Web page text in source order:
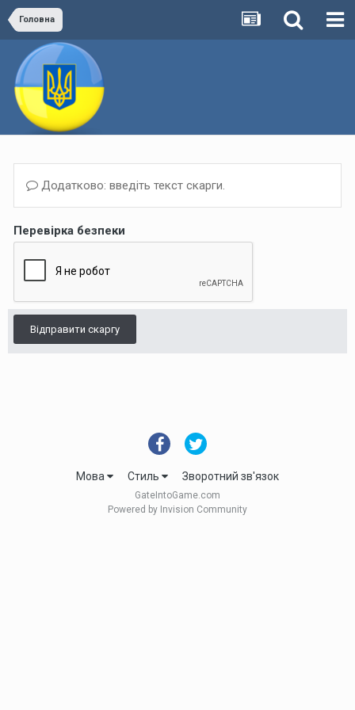
Головна
Додатково: введіть текст скарги.
Перевірка безпеки
Відправити скаргу
Мова Стиль Зворотний зв'язок
GateIntoGame.com
Powered by Invision Community